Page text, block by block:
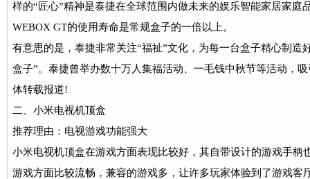
样的“匠心”精神是泰捷在全球范围内做未来的娱乐智能家居家庭
WEBOX GT的使用寿命是常规盒子的一倍以上。
有意思的是，泰捷非常关注“福祉”文化，为每一台盒子精心制造
盒子”。泰捷曾举办数十万人集福活动、一毛钱中秋节等活动，
体转载报道!
二、小米电视机顶盒
推荐理由：电视游戏功能强大
小米电视机顶盒在游戏方面表现比较好，其自带设计的游戏手柄
游戏方面比较流畅，兼容的游戏多，让许多玩家体验到了游戏客